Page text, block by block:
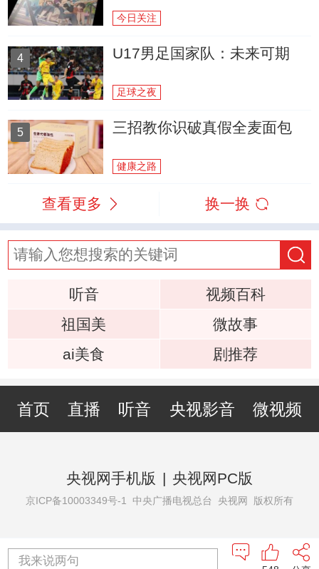
今日关注
4 U17男足国家队：未来可期
足球之夜
5 三招教你识破真假全麦面包
健康之路
查看更多 换一换
听音
视频百科
祖国美
微故事
ai美食
剧推荐
首页 直播 听音 央视影音 微视频
央视网手机版 | 央视网PC版
京ICP备10003349号-1 中央广播电视总台 央视网 版权所有
我来说两句